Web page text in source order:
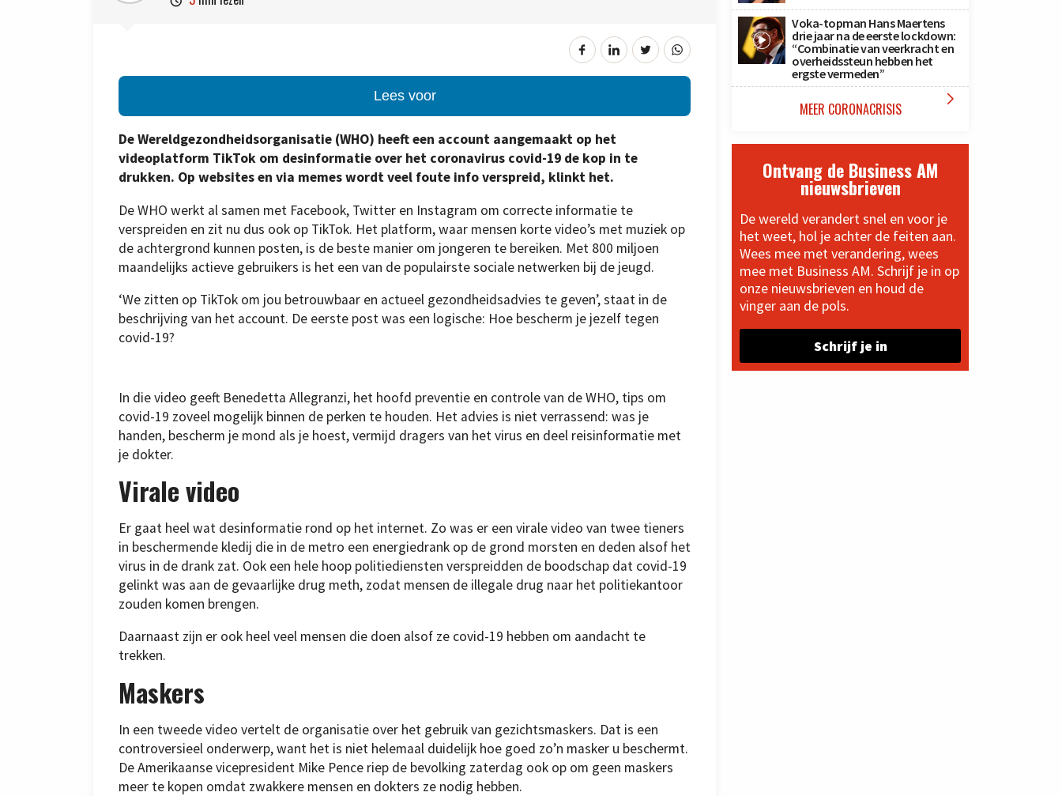
Lees voor
De Wereldgezondheidsorganisatie (WHO) heeft een account aangemaakt op het
videoplatform TikTok om desinformatie over het coronavirus covid-19 de kop in te
drukken. Op websites en via memes wordt veel foute info verspreid, klinkt het.
De WHO werkt al samen met Facebook, Twitter en Instagram om correcte informatie te
verspreiden en zit nu dus ook op TikTok. Het platform, waar mensen korte video’s met muziek op
de achtergrond kunnen posten, is de beste manier om jongeren te bereiken. Met 800 miljoen
maandelijks actieve gebruikers is het een van de populairste sociale netwerken bij de jeugd.
‘We zitten op TikTok om jou betrouwbaar en actueel gezondheidsadvies te geven’, staat in de
beschrijving van het account. De eerste post was een logische: Hoe bescherm je jezelf tegen
covid-19?
In die video geeft Benedetta Allegranzi, het hoofd preventie en controle van de WHO, tips om
covid-19 zoveel mogelijk binnen de perken te houden. Het advies is niet verrassend: was je
handen, bescherm je mond als je hoest, vermijd dragers van het virus en deel reisinformatie met
je dokter.
Virale video
Er gaat heel wat desinformatie rond op het internet. Zo was er een virale video van twee tieners
in beschermende kledij die in de metro een energiedrank op de grond morsten en deden alsof het
virus in de drank zat. Ook een hele hoop politiediensten verspreidden de boodschap dat covid-19
gelinkt was aan de gevaarlijke drug meth, zodat mensen de illegale drug naar het politiekantoor
zouden komen brengen.
Daarnaast zijn er ook heel veel mensen die doen alsof ze covid-19 hebben om aandacht te
trekken.
Maskers
In een tweede video vertelt de organisatie over het gebruik van gezichtsmaskers. Dat is een
controversieel onderwerp, want het is niet helemaal duidelijk hoe goed zo’n masker u beschermt.
De Amerikaanse vicepresident Mike Pence riep de bevolking zaterdag ook op om geen maskers
meer te kopen omdat zwakkere mensen en dokters ze nodig hebben.
Voka-topman Hans Maertens
drie jaar na de eerste lockdown:
“Combinatie van veerkracht en
overheidssteun hebben het
ergste vermeden”
MEER CORONACRISIS 
Ontvang de Business AM
nieuwsbrieven
De wereld verandert snel en voor je
het weet, hol je achter de feiten aan.
Wees mee met verandering, wees
mee met Business AM. Schrijf je in op
onze nieuwsbrieven en houd de
vinger aan de pols.
Schrijf je in